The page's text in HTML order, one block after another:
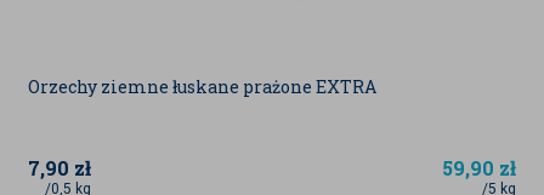
Działają antyoksydacyjnie– wysoka
zawartość witaminy E pomaga chronić
cynku i magnezu wspierają układ
immunologiczny.
Orzechy ziemne łuskane prażone EXTRA
7,90 zł
/0,5 kg
59,90 zł
/5 kg